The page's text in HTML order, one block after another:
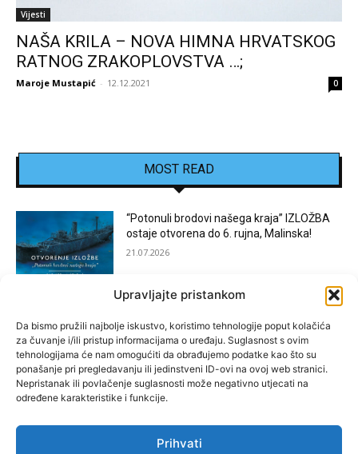
Upravljajte pristankom
Da bismo pružili najbolje iskustvo, koristimo tehnologije poput kolačića
za čuvanje i/ili pristup informacijama o uređaju. Suglasnost s ovim
tehnologijama će nam omogućiti da obrađujemo podatke kao što su
ponašanje pri pregledavanju ili jedinstveni ID-ovi na ovoj web stranici.
Nepristanak ili povlačenje suglasnosti može negativno utjecati na
određene karakteristike i funkcije.
Prihvati
Vijesti
NAŠA KRILA – NOVA HIMNA HRVATSKOG
RATNOG ZRAKOPLOVSTVA …;
Maroje Mustapić - 12.12.2021 0
MOST READ
“Potonuli brodovi našega kraja” IZLOŽBA
ostaje otvorena do 6. rujna, Malinska!
21.07.2026
KOSTRENI”
15.07.2026
[BAKAR]: MARGARETINO LETO 2026!